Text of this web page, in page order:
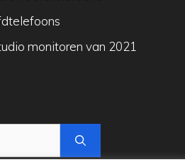
monitoren van 2021